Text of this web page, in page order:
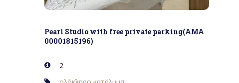
Pearl Studio with free private parking(AMA
00001815196)
2